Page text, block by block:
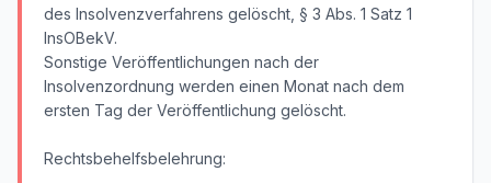
des Insolvenzverfahrens gelöscht, § 3 Abs. 1 Satz 1
InsOBekV.
Sonstige Veröffentlichungen nach der
Insolvenzordnung werden einen Monat nach dem
ersten Tag der Veröffentlichung gelöscht.
Rechtsbehelfsbelehrung: